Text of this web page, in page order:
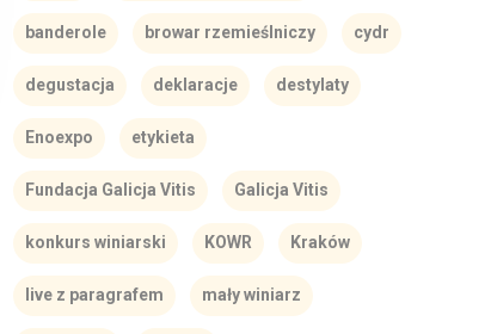
banderole browar rzemieślniczy cydr
degustacja deklaracje destylaty
Enoexpo etykieta
Fundacja Galicja Vitis Galicja Vitis
konkurs winiarski KOWR Kraków
live z paragrafem mały winiarz